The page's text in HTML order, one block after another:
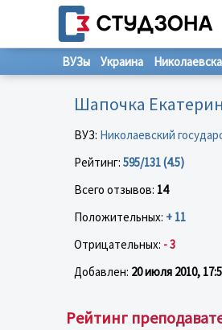
ВУЗы Украина
Шапочка
ВУЗ: Николаевский
Рейтинг: 595/131 (4.5)
Всего отзывов: 14
Положительных: + 11
Отрицательных: - 3
Добавлен: 20 июля 2010,
Рейтинг